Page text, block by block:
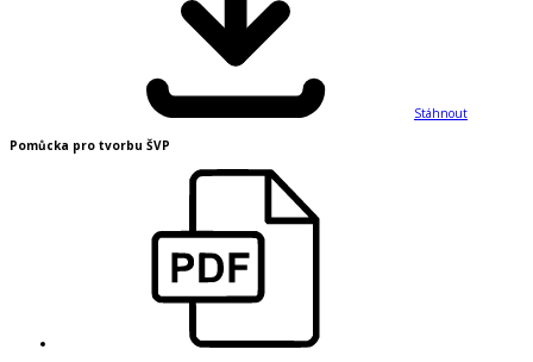
Stáhnout
Pomůcka pro tvorbu ŠVP